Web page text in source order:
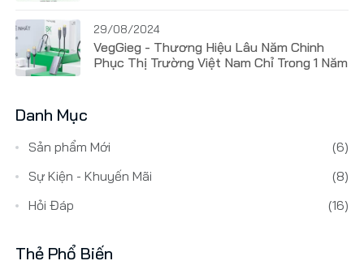
29/08/2024
VegGieg - Thương Hiệu Lâu Năm Chinh
Phục Thị Trường Việt Nam Chỉ Trong 1 Năm
Danh Mục
Sản phẩm Mới
(6)
Sự Kiện - Khuyến Mãi
(8)
Hỏi Đáp
(16)
Thẻ Phổ Biến